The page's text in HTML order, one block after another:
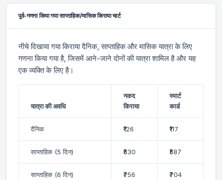
पूर्व-गणना किया गया साप्ताहिक/मासिक किराया चार्ट
नीचे दिखाया गया किराया दैनिक, साप्ताहिक और मासिक यात्रा के लिए
गणना किया गया है, जिसमें आने-जाने दोनों की यात्रा शामिल है और यह
एक व्यक्ति के लिए है।
यात्रा की अवधि
नकद
किराया
स्मार्ट
कार्ड
दैनिक ₹126 ₹117
साप्ताहिक (5 दिन) ₹630 ₹587
साप्ताहिक (6 दिन) ₹756 ₹704